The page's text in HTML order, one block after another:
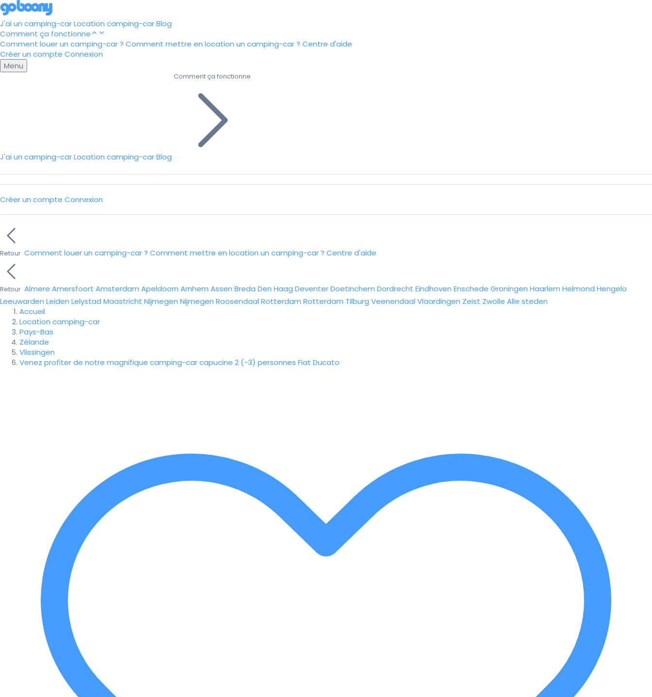
J'ai un camping-carLocation camping-carBlog
Comment ça fonctionne
Comment louer un camping-car ? Comment mettre en location un camping-car ? Centre d'aide
Créer un compte Connexion
Menu
J'ai un camping-carLocation camping-carBlog
Comment ça fonctionne
Créer un compte Connexion
Retour Comment louer un camping-car ? Comment mettre en location un camping-car ? Centre d'aide
Retour Almere Amersfoort Amsterdam Apeldoorn Arnhem Assen Breda Den Haag DeventerDoetinchem Dordrecht Eindhoven Enschede Groningen Haarlem Helmond Hengelo
Leeuwarden Leiden Lelystad Maastricht Nijmegen Nijmegen Roosendaal Rotterdam Rotterdam Tilburg Veenendaal Vlaardingen Zeist Zwolle Alle steden
Accueil
Location camping-car
Pays-Bas
Zélande
Vlissingen
Venez profiter de notre magnifique camping-car capucine 2 (-3) personnes Fiat Ducato